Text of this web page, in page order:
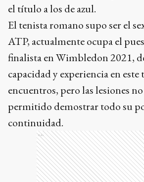
el título a los de azul.
El tenista romano supo ser el
ATP, actualmente ocupa el
finalista en Wimbledon 2021,
capacidad y experiencia en este
encuentros, pero las lesiones
permitido demostrar todo su
continuidad.
Ads